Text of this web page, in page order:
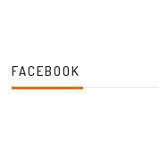
FACEBOOK